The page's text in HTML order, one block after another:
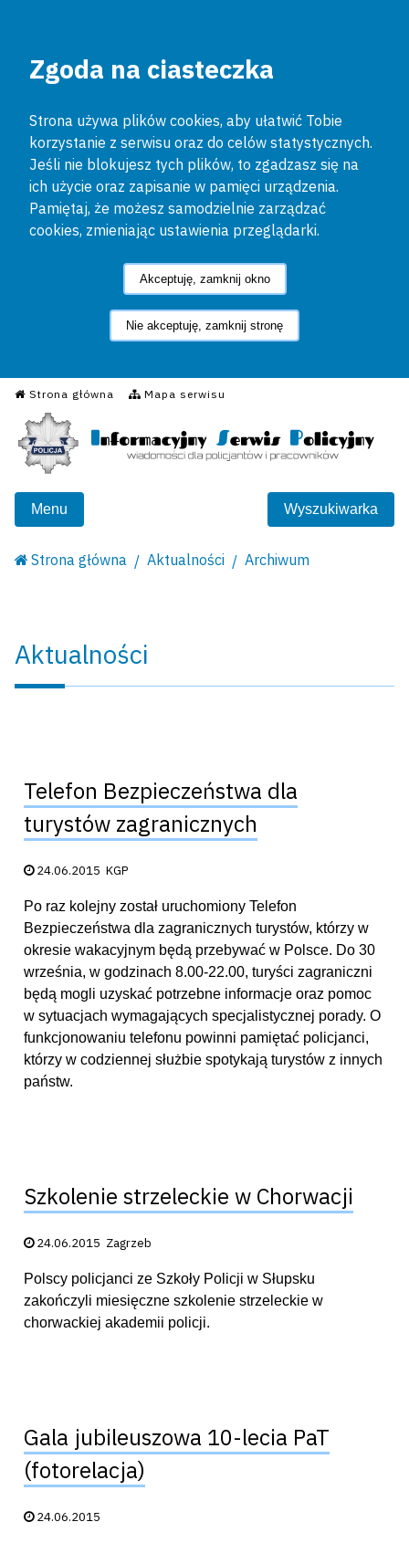
Zgoda na ciasteczka
Strona używa plików cookies, aby ułatwić Tobie
korzystanie z serwisu oraz do celów statystycznych.
Jeśli nie blokujesz tych plików, to zgadzasz się na
ich użycie oraz zapisanie w pamięci urządzenia.
Pamiętaj, że możesz samodzielnie zarządzać
cookies, zmieniając ustawienia przeglądarki.
Akceptuję, zamknij okno
Nie akceptuję, zamknij stronę
Strona główna Mapa serwisu
Informacyjny Serwis
Menu Wyszukiwarka
Strona główna Aktualności Archiwum
Aktualności
Telefon Bezpieczeństwa dla
turystów zagranicznych
Data publikacji:
24.06.2015 KGP
Po raz kolejny został uruchomiony Telefon
Bezpieczeństwa dla zagranicznych turystów, którzy w
okresie wakacyjnym będą przebywać w Polsce. Do 30
września, w godzinach 8.00-22.00, turyści zagraniczni
będą mogli uzyskać potrzebne informacje oraz pomoc
w sytuacjach wymagających specjalistycznej porady. O
funkcjonowaniu telefonu powinni pamiętać policjanci,
którzy w codziennej służbie spotykają turystów z innych
państw.
Szkolenie strzeleckie w Chorwacji
Data publikacji:
24.06.2015 Zagrzeb
Polscy policjanci ze Szkoły Policji w Słupsku
zakończyli miesięczne szkolenie strzeleckie w
chorwackiej akademii policji.
Gala jubileuszowa 10-lecia PaT
(fotorelacja)
Data publikacji:
24.06.2015